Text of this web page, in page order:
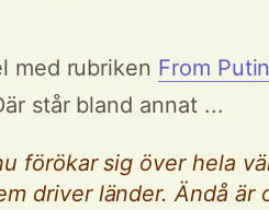
med rubriken From
står bland annat ...
förökar sig över hela
driver länder. Ändå är